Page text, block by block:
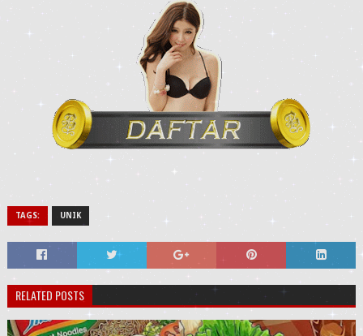
TAGS: UNIK
RELATED POSTS